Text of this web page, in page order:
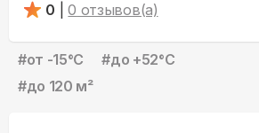
0
0 отзывов(а)
#от -15°С #до +52°С
#до 120 м²